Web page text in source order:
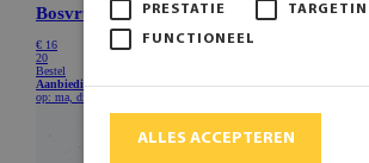
PRESTATIE
FUNCTIONEEL
ALLES ACCEPTEREN